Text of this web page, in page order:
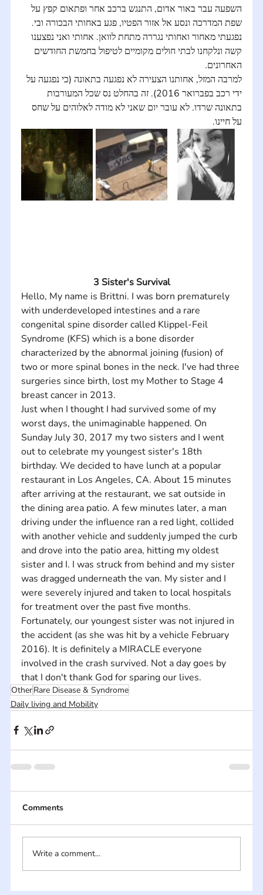
השפעה עבר באור אדום, התנגש ברכב אחר ופתאום קפץ על
שפת המדרכה ונסע אל אזור הפטיו, פגע באחותי הבכורה ובי.
נפגעתי מאחור ואחותי נגררה מתחת לוואן. אחותי ואני נפצענו
קשה ונלקחנו לבתי חולים מקומיים לטיפול בחמשת החודשים
האחרונים.
למרבה המזל, אחותנו הצעירה לא נפגעה בתאונה (כי נפגעה על
ידי רכב בפברואר 2016). זה בהחלט נס שכל המעורבות
בתאונה שרדו. לא עובר יום שאני לא מודה לאלוהים על שחס
על חיינו.
3 Sister's Survival
Hello, My name is Brittni. I was born prematurely
with underdeveloped intestines and a rare
congenital spine disorder called Klippel-Feil
Syndrome (KFS) which is a bone disorder
characterized by the abnormal joining (fusion) of
two or more spinal bones in the neck. I've had three
surgeries since birth, lost my Mother to Stage 4
breast cancer in 2013.
Just when I thought I had survived some of my
worst days, the unimaginable happened. On
Sunday July 30, 2017 my two sisters and I went
out to celebrate my youngest sister's 18th
birthday. We decided to have lunch at a popular
restaurant in Los Angeles, CA. About 15 minutes
after arriving at the restaurant, we sat outside in
the dining area patio. A few minutes later, a man
driving under the influence ran a red light, collided
with another vehicle and suddenly jumped the curb
and drove into the patio area, hitting my oldest
sister and I. I was struck from behind and my sister
was dragged underneath the van. My sister and I
were severely injured and taken to local hospitals
for treatment over the past five months.
Fortunately, our youngest sister was not injured in
the accident (as she was hit by a vehicle February
2016). It is definitely a MIRACLE everyone
involved in the crash survived. Not a day goes by
that I don't thank God for sparing our lives.
OtherRare Disease & Syndrome
Daily living and Mobility
Comments
Write a comment...